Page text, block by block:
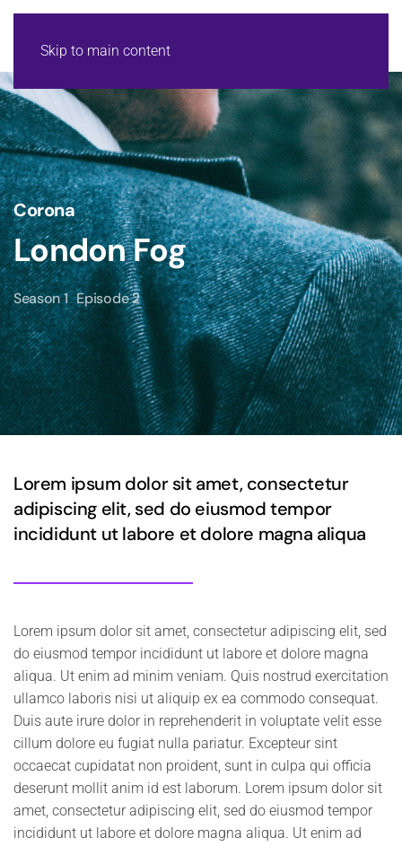
Skip to main content
Corona
London Fog
Season 1 Episode 2
Lorem ipsum dolor sit amet, consectetur
adipiscing elit, sed do eiusmod tempor
incididunt ut labore et dolore magna aliqua
Lorem ipsum dolor sit amet, consectetur adipiscing elit, sed
do eiusmod tempor incididunt ut labore et dolore magna
aliqua. Ut enim ad minim veniam. Quis nostrud exercitation
ullamco laboris nisi ut aliquip ex ea commodo consequat.
Duis aute irure dolor in reprehenderit in voluptate velit esse
cillum dolore eu fugiat nulla pariatur. Excepteur sint
occaecat cupidatat non proident, sunt in culpa qui officia
deserunt mollit anim id est laborum. Lorem ipsum dolor sit
amet, consectetur adipiscing elit, sed do eiusmod tempor
incididunt ut labore et dolore magna aliqua. Ut enim ad